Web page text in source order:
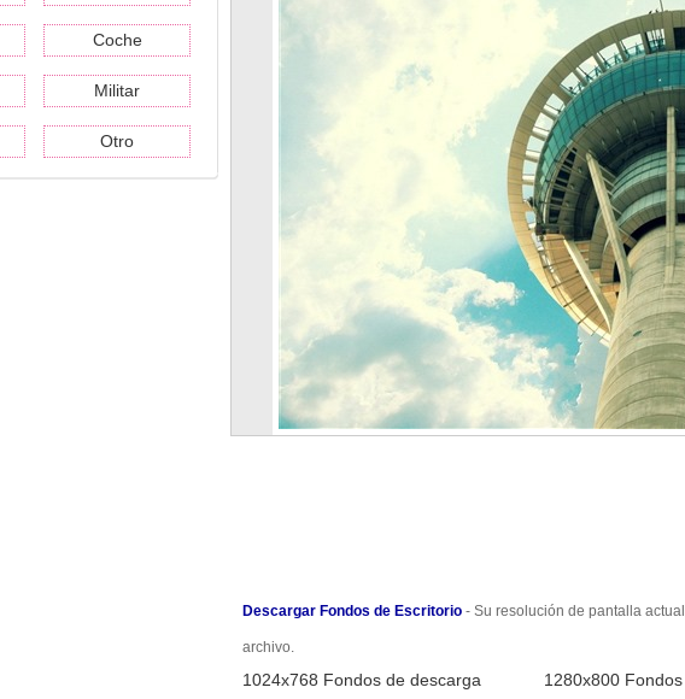
Coche
Militar
Otro
Descargar Fondos de Escritorio - Su resolución de pantalla
archivo.
1024x768 Fondos de descarga 1280x800